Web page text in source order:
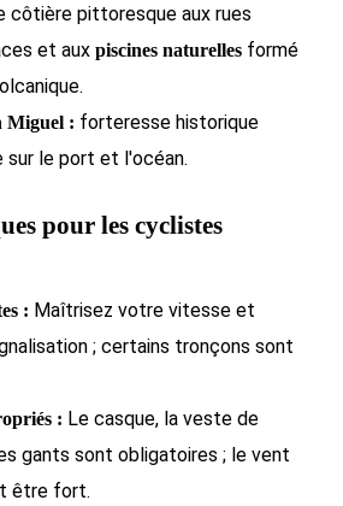
côtière pittoresque aux rues
et aux piscines naturellesformé
Miguel : forteresse historique
sur le port et l'océan.
pour les cyclistes
: Maîtrisez votre vitesse et
; certains tronçons sont
: Le casque, la veste de
gants sont obligatoires ; le vent
être fort.